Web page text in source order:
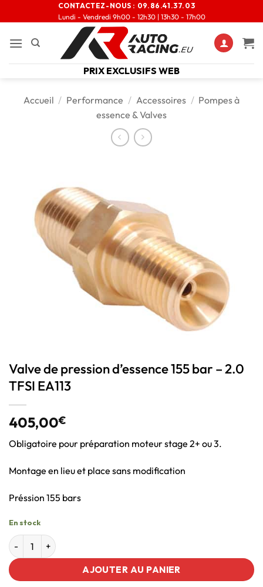
CONTACTEZ-NOUS : 09.86.41.37.03
Lundi - Vendredi 9h00 - 12h30 | 13h30 - 17h00
PRIX EXCLUSIFS WEB
Accueil / Performance / Accessoires / Pompes à
essence & Valves
Valve de pression d’essence 155 bar – 2.0
TFSI EA113
405,00€
Obligatoire pour préparation moteur stage 2+ ou 3.
Montage en lieu et place sans modification
Préssion 155 bars
En stock
AJOUTER AU PANIER